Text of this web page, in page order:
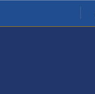
Ministério da Defesa